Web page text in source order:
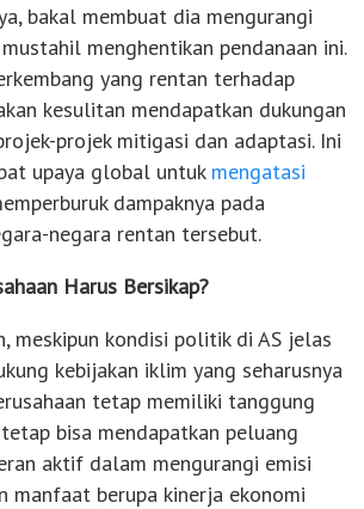
bakal membuat dia mengurangi
menghentikan pendanaan ini.
yang rentan terhadap
kesulitan mendapatkan dukungan
projek mitigasi dan adaptasi. Ini
upaya global untuk mengatasi
dampaknya pada
negara rentan tersebut.
Harus Bersikap?
meskipun kondisi politik di AS jelas
kebijakan iklim yang seharusnya
tetap memiliki tanggung
bisa mendapatkan peluang
aktif dalam mengurangi emisi
manfaat berupa kinerja ekonomi